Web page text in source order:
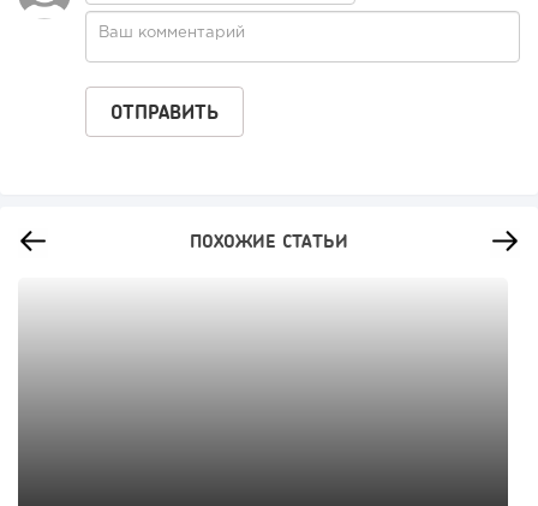
ПОХОЖИЕ СТАТЬИ